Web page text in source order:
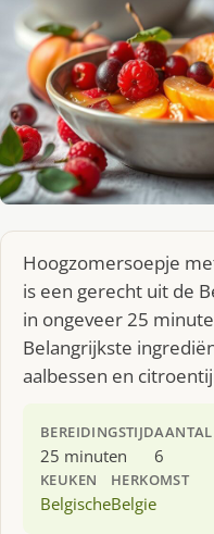
Hoogzomersoepje
is een gerecht uit de
in ongeveer 25
Belangrijkste
aalbessen en
BEREIDINGSTIJD
25 minuten
AANTAL
6
KEUKEN
Belgische
HERKOMST
Belgie